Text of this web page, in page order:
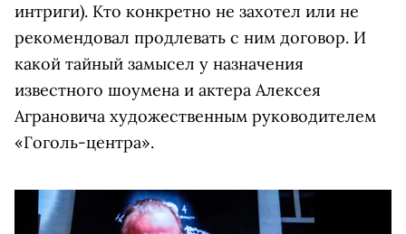
интриги). Кто конкретно не захотел или не
рекомендовал продлевать с ним договор. И
какой тайный замысел у назначения
известного шоумена и актера Алексея
Аграновича художественным руководителем
«Гоголь-центра».